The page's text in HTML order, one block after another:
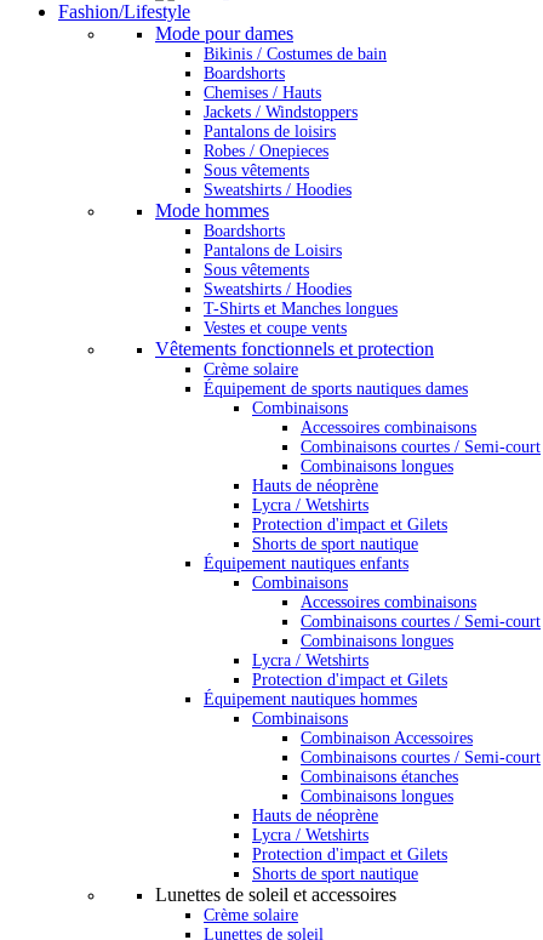
Fashion/Lifestyle
Mode pour dames
Bikinis / Costumes de bain
Boardshorts
Chemises / Hauts
Jackets / Windstoppers
Pantalons de loisirs
Robes / Onepieces
Sous vêtements
Sweatshirts / Hoodies
Mode hommes
Boardshorts
Pantalons de Loisirs
Sous vêtements
Sweatshirts / Hoodies
T-Shirts et Manches longues
Vestes et coupe vents
Vêtements fonctionnels et protection
Crème solaire
Équipement de sports nautiques dames
Combinaisons
Accessoires combinaisons
Combinaisons courtes / Semi-court
Combinaisons longues
Hauts de néoprène
Lycra / Wetshirts
Protection d'impact et Gilets
Shorts de sport nautique
Équipement nautiques enfants
Combinaisons
Accessoires combinaisons
Combinaisons courtes / Semi-court
Combinaisons longues
Lycra / Wetshirts
Protection d'impact et Gilets
Équipement nautiques hommes
Combinaisons
Combinaison Accessoires
Combinaisons courtes / Semi-court
Combinaisons étanches
Combinaisons longues
Hauts de néoprène
Lycra / Wetshirts
Protection d'impact et Gilets
Shorts de sport nautique
Lunettes de soleil et accessoires
Crème solaire
Lunettes de soleil